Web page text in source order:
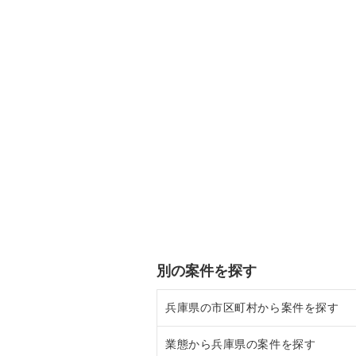
別の案件を探す
兵庫県の市区町村から案件を探す
尼崎市の飲食店の居抜き売却物件
業態から兵庫県の案件を探す